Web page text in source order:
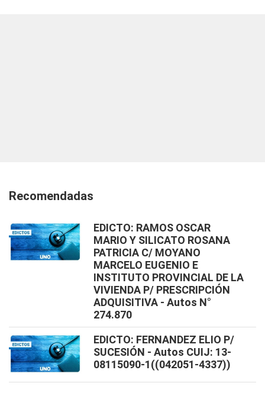
Recomendadas
EDICTO: RAMOS OSCAR
MARIO Y SILICATO ROSANA
PATRICIA C/ MOYANO
MARCELO EUGENIO E
INSTITUTO PROVINCIAL DE LA
VIVIENDA P/ PRESCRIPCIÓN
ADQUISITIVA - Autos N°
274.870
EDICTO: FERNANDEZ ELIO P/
SUCESIÓN - Autos CUIJ: 13-
08115090-1((042051-4337))